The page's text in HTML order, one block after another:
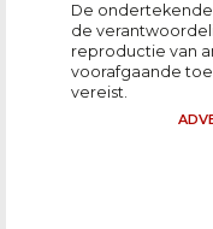
De
de
reproductie van
voorafgaande
vereist.